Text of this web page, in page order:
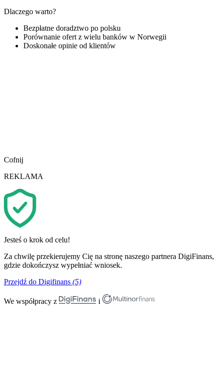
Dlaczego warto?
Bezpłatne doradztwo po polsku
Porównanie ofert z wielu banków w Norwegii
Doskonałe opinie od klientów
Cofnij
REKLAMA
Jesteś o krok od celu!
Za chwilę przekierujemy Cię na stronę naszego partnera DigiFinans,
gdzie dokończysz wypełniać wniosek.
Przejdź do Digifinans (5)
We współpracy z i